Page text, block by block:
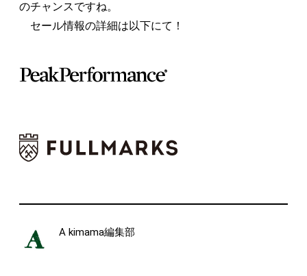
のチャンスですね。
セール情報の詳細は以下にて！
A kimama編集部